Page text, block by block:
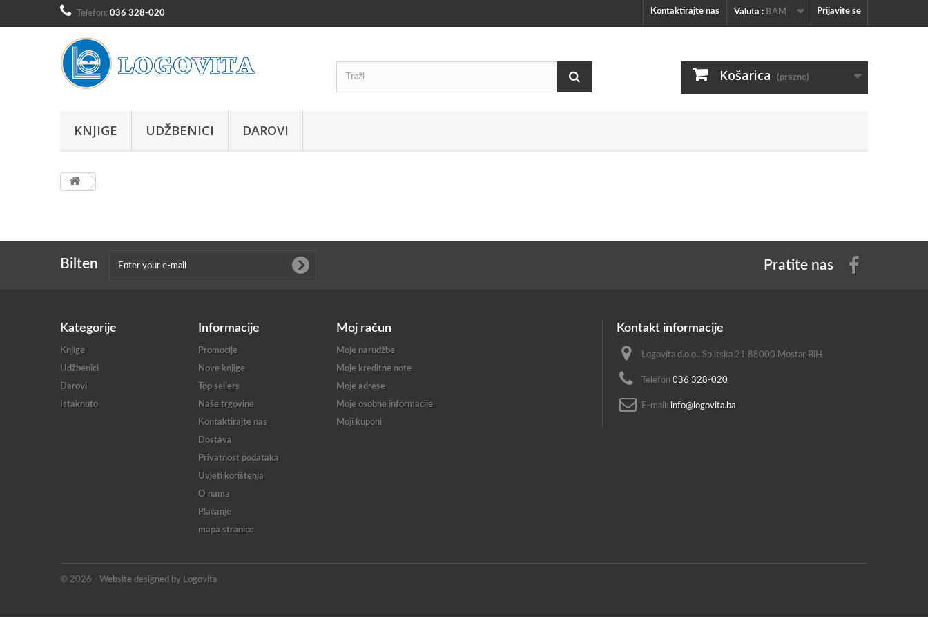
Prijavite se
Valuta : BAM
Kontaktirajte nas
Telefon: 036 328-020
Košarica (prazno)
KNJIGE UDŽBENICI DAROVI
Bilten Pratite nas
Kategorije
Knjige
Udžbenici
Darovi
Istaknuto
Informacije
Promocije
Nove knjige
Top sellers
Naše trgovine
Kontaktirajte nas
Dostava
Privatnost podataka
Uvjeti korištenja
O nama
Plaćanje
mapa stranice
© 2026 - Website designed by Logovita
Moj račun
Moje narudžbe
Moje kreditne note
Moje adrese
Moje osobne informacije
Moji kuponi
Kontakt informacije
Logovita d.o.o., Splitska 21 88000 Mostar BiH
Telefon 036 328-020
E-mail: info@logovita.ba